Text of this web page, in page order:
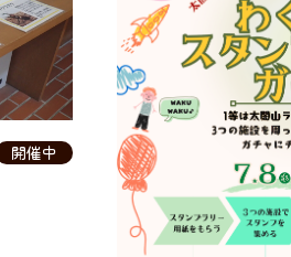
トリッ